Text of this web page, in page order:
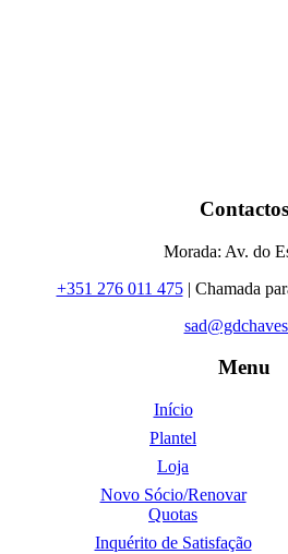
Contactos
Morada: Av. do
+351 276 011 475| Chamada
Menu
Início
Plantel
Loja
Novo Sócio/Renovar
Quotas
Inquérito de Satisfação